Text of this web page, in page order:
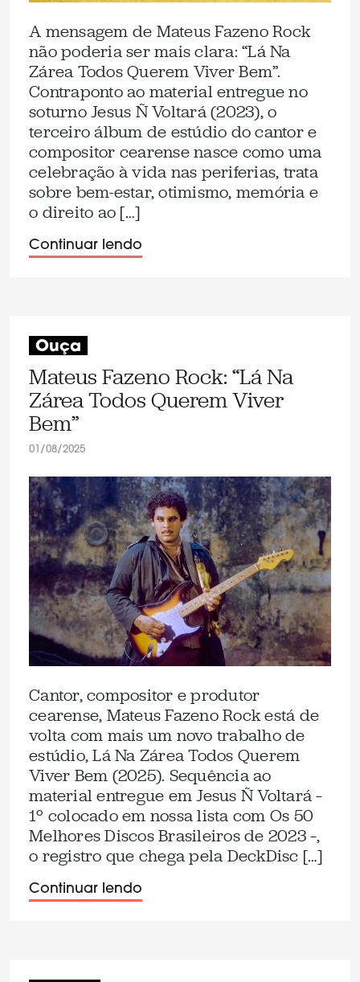
A mensagem de Mateus Fazeno Rock
não poderia ser mais clara: “Lá Na
Zárea Todos Querem Viver Bem”.
Contraponto ao material entregue no
soturno Jesus Ñ Voltará (2023), o
terceiro álbum de estúdio do cantor e
compositor cearense nasce como uma
celebração à vida nas periferias, trata
sobre bem-estar, otimismo, memória e
o direito ao […]
Continuar lendo
Ouça
Mateus Fazeno Rock: “Lá Na
Zárea Todos Querem Viver
Bem”
01/08/2025
Cantor, compositor e produtor
cearense, Mateus Fazeno Rock está de
volta com mais um novo trabalho de
estúdio, Lá Na Zárea Todos Querem
Viver Bem (2025). Sequência ao
material entregue em Jesus Ñ Voltará –
1º colocado em nossa lista com Os 50
Melhores Discos Brasileiros de 2023 –,
o registro que chega pela DeckDisc […]
Continuar lendo